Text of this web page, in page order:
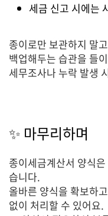
세금 신고 시에는
종이로만 보관하지 말
백업해두는 습관을 들
세무조사나 누락 발생
✨ 마무리하며
종이세금계산서 양식
습니다.
올바른 양식을 확보하
없이 처리할 수 있어요.